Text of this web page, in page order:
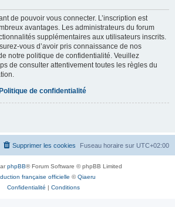
de pouvoir vous connecter. L’inscription est
avantages. Les administrateurs du forum
supplémentaires aux utilisateurs inscrits.
vous d’avoir pris connaissance de nos
notre politique de confidentialité. Veuillez
de consulter attentivement toutes les règles du
de confidentialité
Fuseau horaire sur UTC+02:00
Supprimer les cookies
phpBB® Forum Software © phpBB Limited
française officielle ©Qiaeru
Confidentialité | Conditions